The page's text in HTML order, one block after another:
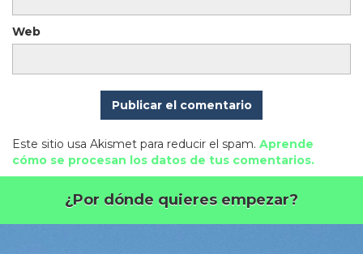
Web
Este sitio usa Akismet para reducir el spam. Aprende
cómo se procesan los datos de tus comentarios.
¿Por dónde quieres empezar?